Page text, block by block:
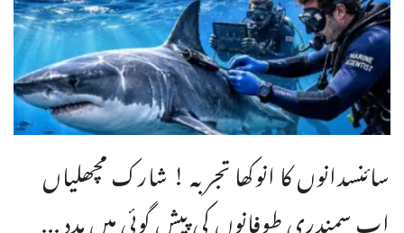
سائنسدانوں کا انوکھا تجربہ ! شارک مچھلیاں
اب سمندری طوفانوں کی پیش گوئی میں مدد ...